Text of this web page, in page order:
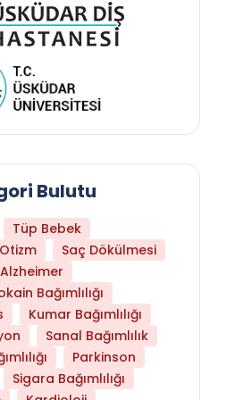
Tüketmek Yaşlanmayı
Bulutu
Tüp Bebek
Otizm
Saç Dökülmesi
Alzheimer
Bağımlılığı
Kumar Bağımlılığı
Sanal Bağımlılık
Parkinson
Sigara Bağımlılığı